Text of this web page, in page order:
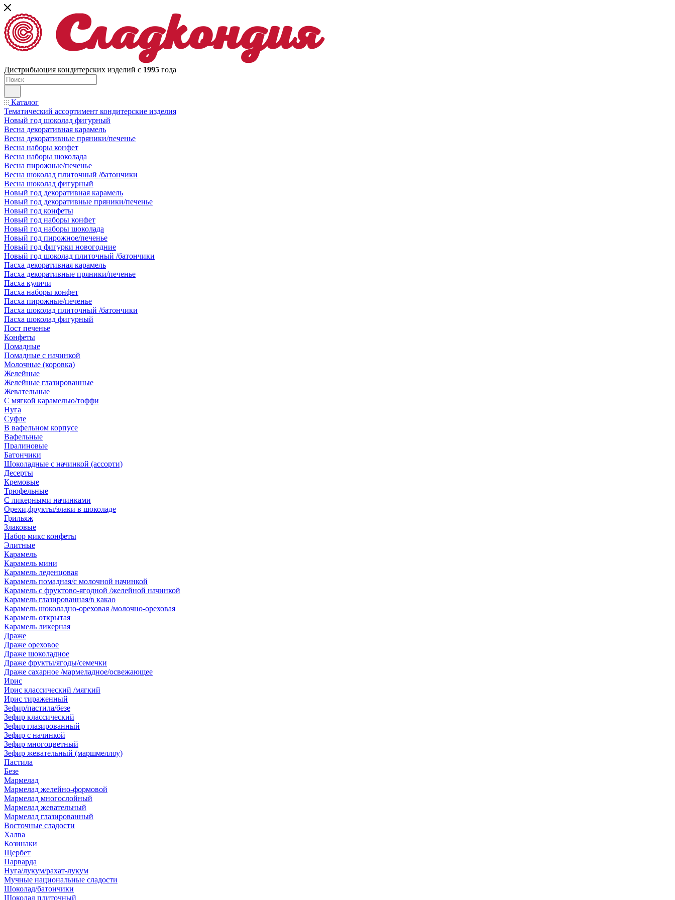
Дистрибьюция кондитерских изделий с 1995 года
Каталог
Тематический ассортимент кондитерские изделия
Новый год шоколад фигурный
Весна декоративная карамель
Весна декоративные пряники/печенье
Весна наборы конфет
Весна наборы шоколада
Весна пирожные/печенье
Весна шоколад плиточный /батончики
Весна шоколад фигурный
Новый год декоративная карамель
Новый год декоративные пряники/печенье
Новый год конфеты
Новый год наборы конфет
Новый год наборы шоколада
Новый год пирожное/печенье
Новый год фигурки новогодние
Новый год шоколад плиточный /батончики
Пасха декоративная карамель
Пасха декоративные пряники/печенье
Пасха куличи
Пасха наборы конфет
Пасха пирожные/печенье
Пасха шоколад плиточный /батончики
Пасха шоколад фигурный
Пост печенье
Конфеты
Помадные
Помадные с начинкой
Молочные (коровка)
Желейные
Желейные глазированные
Жевательные
С мягкой карамелью/тоффи
Нуга
Суфле
В вафельном корпусе
Вафельные
Пралиновые
Батончики
Шоколадные с начинкой (ассорти)
Десерты
Кремовые
Трюфельные
С ликерными начинками
Орехи,фрукты/злаки в шоколаде
Грильяж
Злаковые
Набор микс конфеты
Элитные
Карамель
Карамель мини
Карамель леденцовая
Карамель помадная/с молочной начинкой
Карамель с фруктово-ягодной /желейной начинкой
Карамель глазированная/в какао
Карамель шоколадно-ореховая /молочно-ореховая
Карамель открытая
Карамель ликерная
Драже
Драже ореховое
Драже шоколадное
Драже фрукты/ягоды/семечки
Драже сахарное /мармеладное/освежающее
Ирис
Ирис классический /мягкий
Ирис тираженный
Зефир/пастила/безе
Зефир классический
Зефир глазированный
Зефир с начинкой
Зефир многоцветный
Зефир жевательный (маршмеллоу)
Пастила
Безе
Мармелад
Мармелад желейно-формовой
Мармелад многослойный
Мармелад жевательный
Мармелад глазированный
Восточные сладости
Халва
Козинаки
Щербет
Парварда
Нуга/лукум/рахат-лукум
Мучные национальные сладости
Шоколад/батончики
Шоколад плиточный